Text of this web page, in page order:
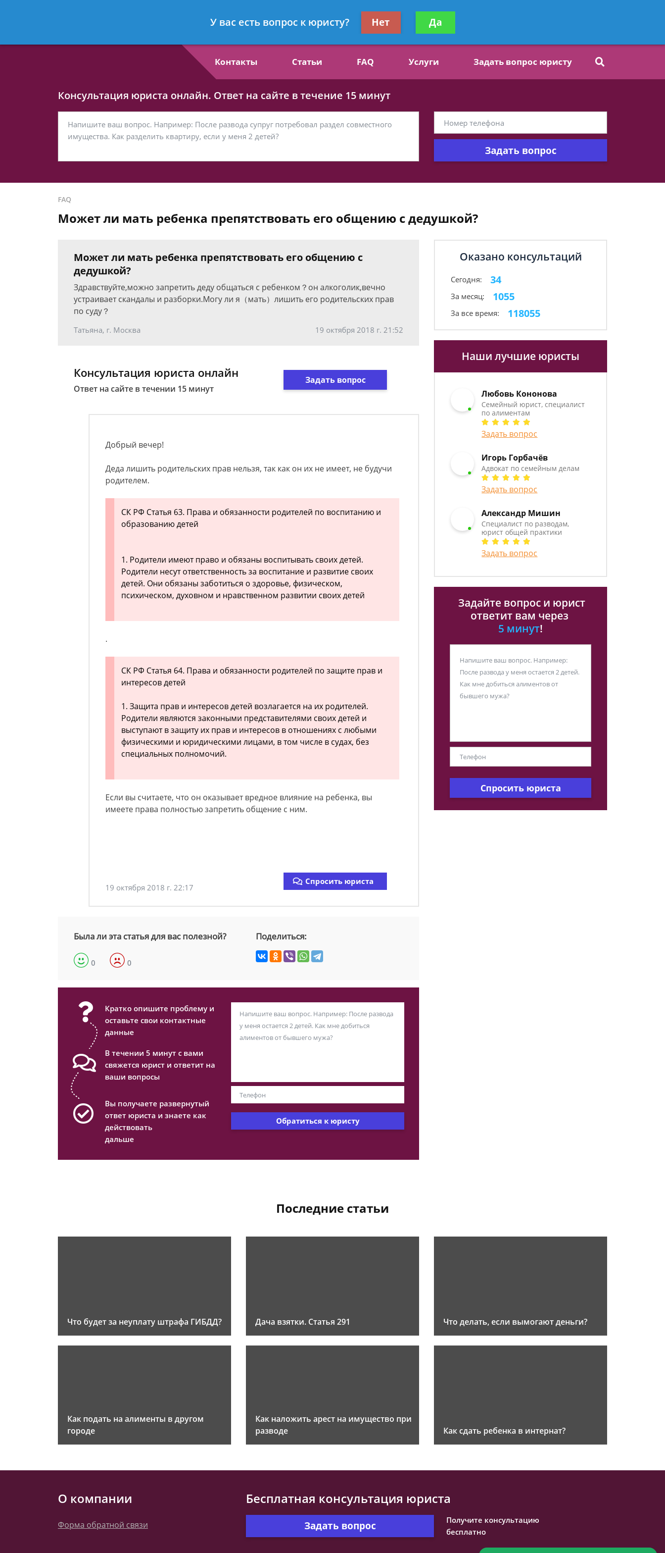
- Семейный юрист, специалист по алиментам
Получите консультацию
бесплатно
Контакты Статьи FAQ Услуги Задать вопрос юристу
Консультация юриста онлайн. Ответ на сайте в течение 15 минут
Задать вопрос
FAQ
Может ли мать ребенка препятствовать его общению с дедушкой?
Может ли мать ребенка препятствовать его общению с
дедушкой?
Здравствуйте,можно запретить деду общаться с ребенком？он алкоголик,вечно
устраивает скандалы и разборки.Могу ли я（мать）лишить его родительских прав
по суду？
Татьяна, г. Москва 19 октября 2018 г. 21:52
Консультация юриста онлайн
Ответ на сайте в течении 15 минут
Задать вопрос
Добрый вечер!
Деда лишить родительских прав нельзя, так как он их не имеет, не будучи
родителем.
СК РФ Статья 63. Права и обязанности родителей по воспитанию и
образованию детей
1. Родители имеют право и обязаны воспитывать своих детей.
Родители несут ответственность за воспитание и развитие своих
детей. Они обязаны заботиться о здоровье, физическом,
психическом, духовном и нравственном развитии своих детей
.
СК РФ Статья 64. Права и обязанности родителей по защите прав и
интересов детей
1. Защита прав и интересов детей возлагается на их родителей.
Родители являются законными представителями своих детей и
выступают в защиту их прав и интересов в отношениях с любыми
физическими и юридическими лицами, в том числе в судах, без
специальных полномочий.
Если вы считаете, что он оказывает вредное влияние на ребенка, вы
имеете права полностью запретить общение с ним.
19 октября 2018 г. 22:17
Спросить юриста
Была ли эта статья для вас полезной?
0 0
Поделиться:
Кратко опишите проблему и
оставьте свои контактные
данные
В течении 5 минут с вами
свяжется юрист и ответит на
ваши вопросы
Вы получаете развернутый
ответ юриста и знаете как
действовать
дальше
Обратиться к юристу
Оказано консультаций
Сегодня: 34
За месяц: 1055
За все время: 118055
Наши лучшие юристы
Любовь Кононова
Семейный юрист, специалист
по алиментам
Задать вопрос
Игорь Горбачёв
Адвокат по семейным делам
Задать вопрос
Александр Мишин
Специалист по разводам,
юрист общей практики
Задать вопрос
Задайте вопрос и юрист
ответит вам через
5 минут!
Спросить юриста
Последние статьи
Что будет за неуплату штрафа ГИБДД? Дача взятки. Статья 291 Что делать, если вымогают деньги?
Как подать на алименты в другом
городе
Как наложить арест на имущество при
разводе
Как сдать ребенка в интернат?
О компании
Форма обратной связи
Бесплатная консультация юриста
Задать вопрос
Получите консультацию
бесплатно
У вас есть вопрос к юристу? Нет Да